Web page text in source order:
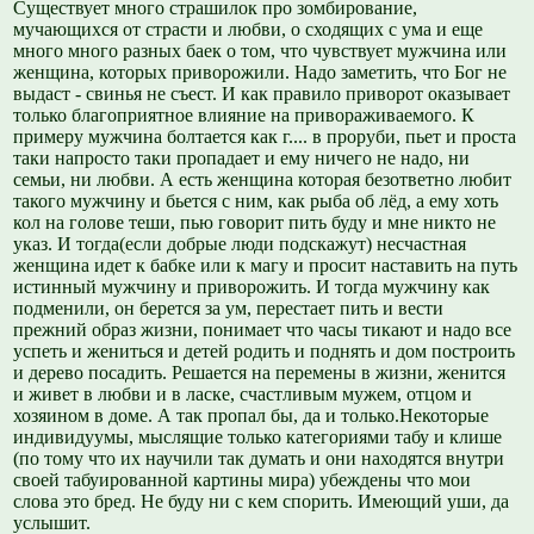
Существует много страшилок про зомбирование,
мучающихся от страсти и любви, о сходящих с ума и еще
много много разных баек о том, что чувствует мужчина или
женщина, которых приворожили. Надо заметить, что Бог не
выдаст - свинья не съест. И как правило приворот оказывает
только благоприятное влияние на привораживаемого. К
примеру мужчина болтается как г.... в проруби, пьет и проста
таки напросто таки пропадает и ему ничего не надо, ни
семьи, ни любви. А есть женщина которая безответно любит
такого мужчину и бьется с ним, как рыба об лёд, а ему хоть
кол на голове теши, пью говорит пить буду и мне никто не
указ. И тогда(если добрые люди подскажут) несчастная
женщина идет к бабке или к магу и просит наставить на путь
истинный мужчину и приворожить. И тогда мужчину как
подменили, он берется за ум, перестает пить и вести
прежний образ жизни, понимает что часы тикают и надо все
успеть и жениться и детей родить и поднять и дом построить
и дерево посадить. Решается на перемены в жизни, женится
и живет в любви и в ласке, счастливым мужем, отцом и
хозяином в доме. А так пропал бы, да и только.Некоторые
индивидуумы, мыслящие только категориями табу и клише
(по тому что их научили так думать и они находятся внутри
своей табуированной картины мира) убеждены что мои
слова это бред. Не буду ни с кем спорить. Имеющий уши, да
услышит.